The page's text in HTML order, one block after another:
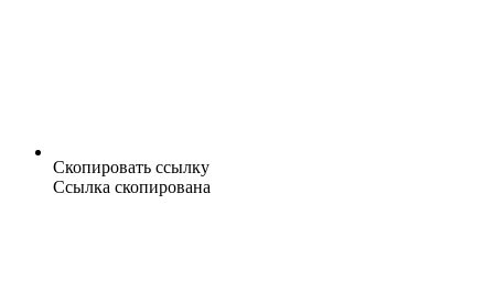
Скопировать ссылку
Ссылка скопирована